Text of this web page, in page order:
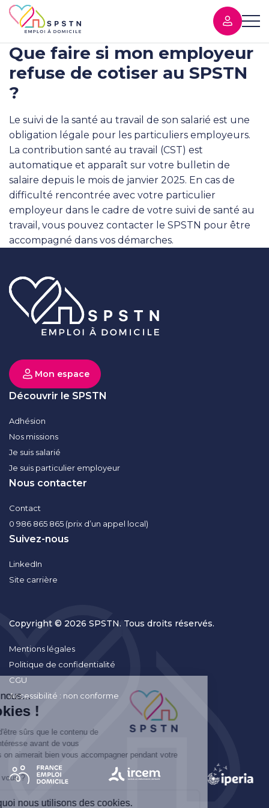
Que faire si mon employeur
refuse de cotiser au SPSTN
?
Le suivi de la santé au travail de son salarié est une
obligation légale pour les particuliers employeurs.
La contribution santé au travail (CST) est
automatique et apparaît sur votre bulletin de
salaire depuis le mois de janvier 2025. En cas de
difficulté rencontrée avec votre particulier
employeur dans le cadre de votre suivi de santé au
travail, vous pouvez contacter le SPSTN pour être
accompagné dans vos démarches.
Mon espace
Découvrir le SPSTN
Adhésion
Nos missions
Je suis salarié
Je suis particulier employeur
Nous contacter
Contact
0 986 865 865 (prix d’un appel local)
Suivez-nous
LinkedIn
Site carrière
Copyright © 2026 SPSTN. Tous droits réservés.
Mentions légales
Politique de confidentialité
CGU
Accessibilité : non conforme